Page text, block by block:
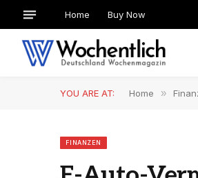
Home Buy Now
YOU ARE AT: Home »
FINANZEN